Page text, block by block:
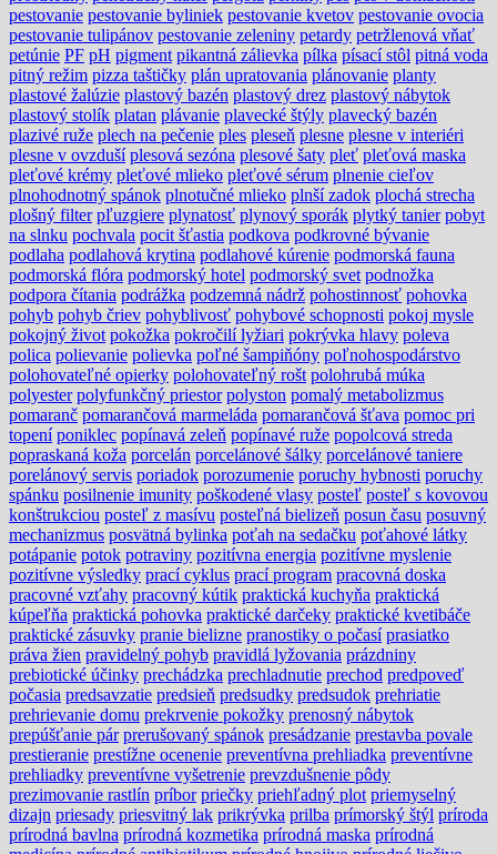
pestovanie pestovanie byliniek pestovanie kvetov pestovanie ovocia
pestovanie tulipánov pestovanie zeleniny petardy petržlenová vňať
petúnie PF pH pigment pikantná zálievka pílka písací stôl pitná voda
pitný režim pizza taštičky plán upratovania plánovanie planty
plastové žalúzie plastový bazén plastový drez plastový nábytok
plastový stolík platan plávanie plavecké štýly plavecký bazén
plazivé ruže plech na pečenie ples pleseň plesne plesne v interiéri
plesne v ovzduší plesová sezóna plesové šaty pleť pleťová maska
pleťové krémy pleťové mlieko pleťové sérum plnenie cieľov
plnohodnotný spánok plnotučné mlieko plnší zadok plochá strecha
plošný filter pľuzgiere plynatosť plynový sporák plytký tanier pobyt
na slnku pochvala pocit šťastia podkova podkrovné bývanie
podlaha podlahová krytina podlahové kúrenie podmorská fauna
podmorská flóra podmorský hotel podmorský svet podnožka
podpora čítania podrážka podzemná nádrž pohostinnosť pohovka
pohyb pohyb čriev pohyblivosť pohybové schopnosti pokoj mysle
pokojný život pokožka pokročilí lyžiari pokrývka hlavy poleva
polica polievanie polievka poľné šampiňóny poľnohospodárstvo
polohovateľné opierky polohovateľný rošt polohrubá múka
polyester polyfunkčný priestor polyston pomalý metabolizmus
pomaranč pomarančová marmeláda pomarančová šťava pomoc pri
topení poniklec popínavá zeleň popínavé ruže popolcová streda
popraskaná koža porcelán porcelánové šálky porcelánové taniere
porelánový servis poriadok porozumenie poruchy hybnosti poruchy
spánku posilnenie imunity poškodené vlasy posteľ posteľ s kovovou
konštrukciou posteľ z masívu posteľná bielizeň posun času posuvný
mechanizmus posvätná bylinka poťah na sedačku poťahové látky
potápanie potok potraviny pozitívna energia pozitívne myslenie
pozitívne výsledky prací cyklus prací program pracovná doska
pracovné vzťahy pracovný kútik praktická kuchyňa praktická
kúpeľňa praktická pohovka praktické darčeky praktické kvetibáče
praktické zásuvky pranie bielizne pranostiky o počasí prasiatko
práva žien pravidelný pohyb pravidlá lyžovania prázdniny
prebiotické účinky prechádzka prechladnutie prechod predpoveď
počasia predsavzatie predsieň predsudky predsudok prehriatie
prehrievanie domu prekrvenie pokožky prenosný nábytok
prepúšťanie pár prerušovaný spánok presádzanie prestavba povale
prestieranie prestížne ocenenie preventívna prehliadka preventívne
prehliadky preventívne vyšetrenie prevzdušnenie pôdy
prezimovanie rastlín príbor priečky priehľadný plot priemyselný
dizajn priesady priesvitný lak prikrývka prilba prímorský štýl príroda
prírodná bavlna prírodná kozmetika prírodná maska prírodná